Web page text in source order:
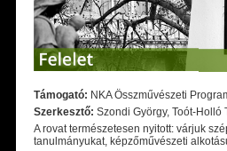
Támogató: NKA Összművészeti
Szerkesztő: Szondi György, Toót-Holló
A rovat természetesen nyitott: várjuk
tanulmányukat, képzőművészeti